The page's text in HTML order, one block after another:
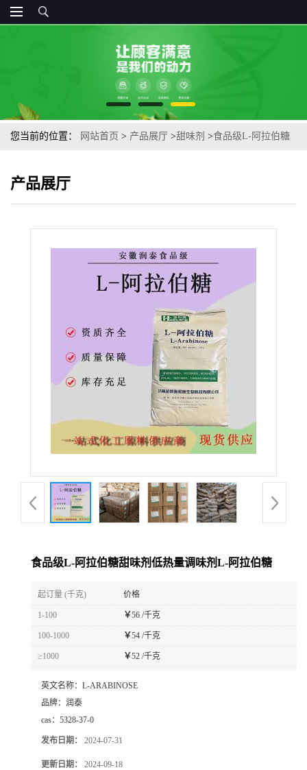
您当前的位置： 网站首页 > 产品展厅 >甜味剂 >食品级L-阿拉伯糖
产品展厅
食品级L-阿拉伯糖甜味剂低热量调味剂L-阿拉伯糖
起订量 (千克) 价格
1-100 ￥56 /千克
100-1000 ￥54 /千克
≥1000 ￥52 /千克
英文名称： L-ARABINOSE
品牌： 润泰
cas： 5328-37-0
发布日期： 2024-07-31
更新日期： 2024-09-18